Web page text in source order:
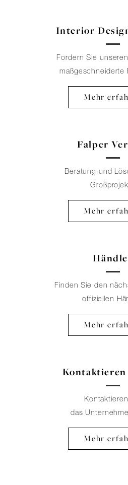
Interior
Fordern Sie
maßgeschneiderte
Mehr
Falper
Beratung und
Mehr
Finden Sie den
offiziellen
Mehr
Kontaktieren
das
Mehr